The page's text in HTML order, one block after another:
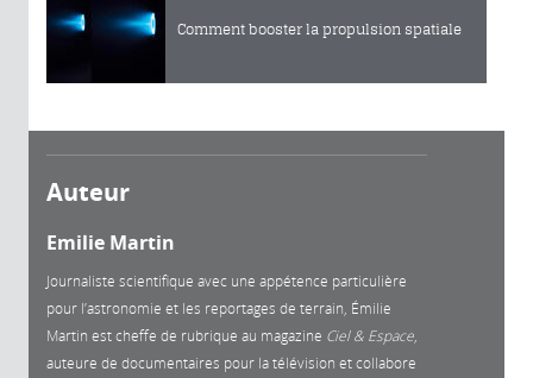
Comment booster la propulsion spatiale
Auteur
Emilie Martin
Journaliste scientifique avec une appétence particulière
pour l’astronomie et les reportages de terrain, Émilie
Martin est cheffe de rubrique au magazine Ciel & Espace
auteure de documentaires pour la télévision et collabore